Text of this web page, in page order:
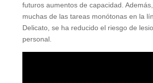
futuros aumentos de capacidad.
muchas de las tareas monótonas en la
Delicato, se ha reducido el riesgo de
personal.